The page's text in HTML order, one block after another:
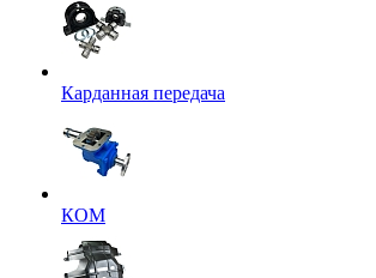
Карданная передача
КОМ